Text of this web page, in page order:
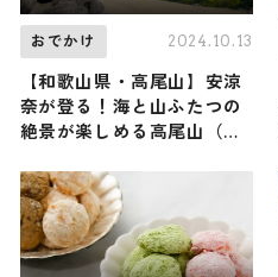
おでかけ 2024.10.13
【和歌山県・高尾山】安涼
奈が登る！海と山ふたつの
絶景が楽しめる高尾山（登
画）